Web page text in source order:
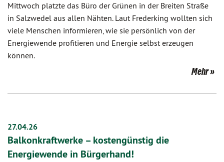
Mittwoch platzte das Büro der Grünen in der Breiten Straße
in Salzwedel aus allen Nähten. Laut Frederking wollten sich
viele Menschen informieren, wie sie persönlich von der
Energiewende profitieren und Energie selbst erzeugen
können.
Mehr
27.04.26
Balkonkraftwerke – kostengünstig die
Energiewende in Bürgerhand!